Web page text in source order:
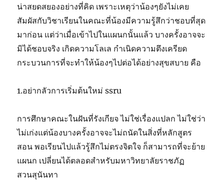
น่าสยดสยองอย่างที่คิด เพราะเหตุว่าน้องๆยังไม่เคย
สัมผัสกับวิชาเรียนในคณะที่น้องมีความรู้สึกว่าชอบที่สุด
มาก่อน แต่ว่าเมื่อเข้าไปในแผนกนั้นแล้ว บางครั้งอาจจะ
มิได้ชอบจริง เกิดความโลเล กำเนิดความตึงเครียด
กระบวนการที่จะทำให้น้องๆไปต่อได้อย่างสุขสบาย คือ
1.อย่ากลัวการเริ่มต้นใหม่ ssru
การศึกษาคณะในฝันที่รังเกียจ ไม่ใช่เรื่องแปลก ไม่ใช่ว่า
ไม่เก่งแต่น้องบางครั้งอาจจะไม่ถนัดในสิ่งที่หลักสูตร
สอน พอเรียนไปแล้วรู้สึกไม่ตรงจิตใจ ก็สามารถที่จะย้าย
แผนก เปลี่ยนได้ตลอดสำหรับมหาวิทยาลัยราชภัฏ
สวนสุนันทา